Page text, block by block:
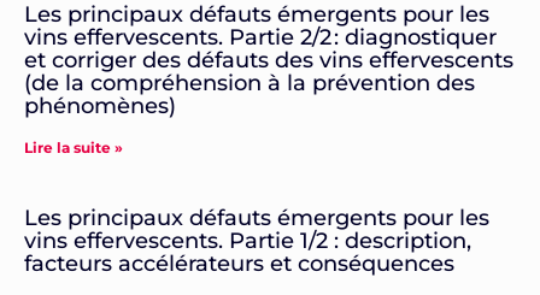
Les principaux défauts émergents pour les
vins effervescents. Partie 2/2 : diagnostiquer
et corriger des défauts des vins effervescents
(de la compréhension à la prévention des
phénomènes)
Lire la suite »
Les principaux défauts émergents pour les
vins effervescents. Partie 1/2 : description,
facteurs accélérateurs et conséquences